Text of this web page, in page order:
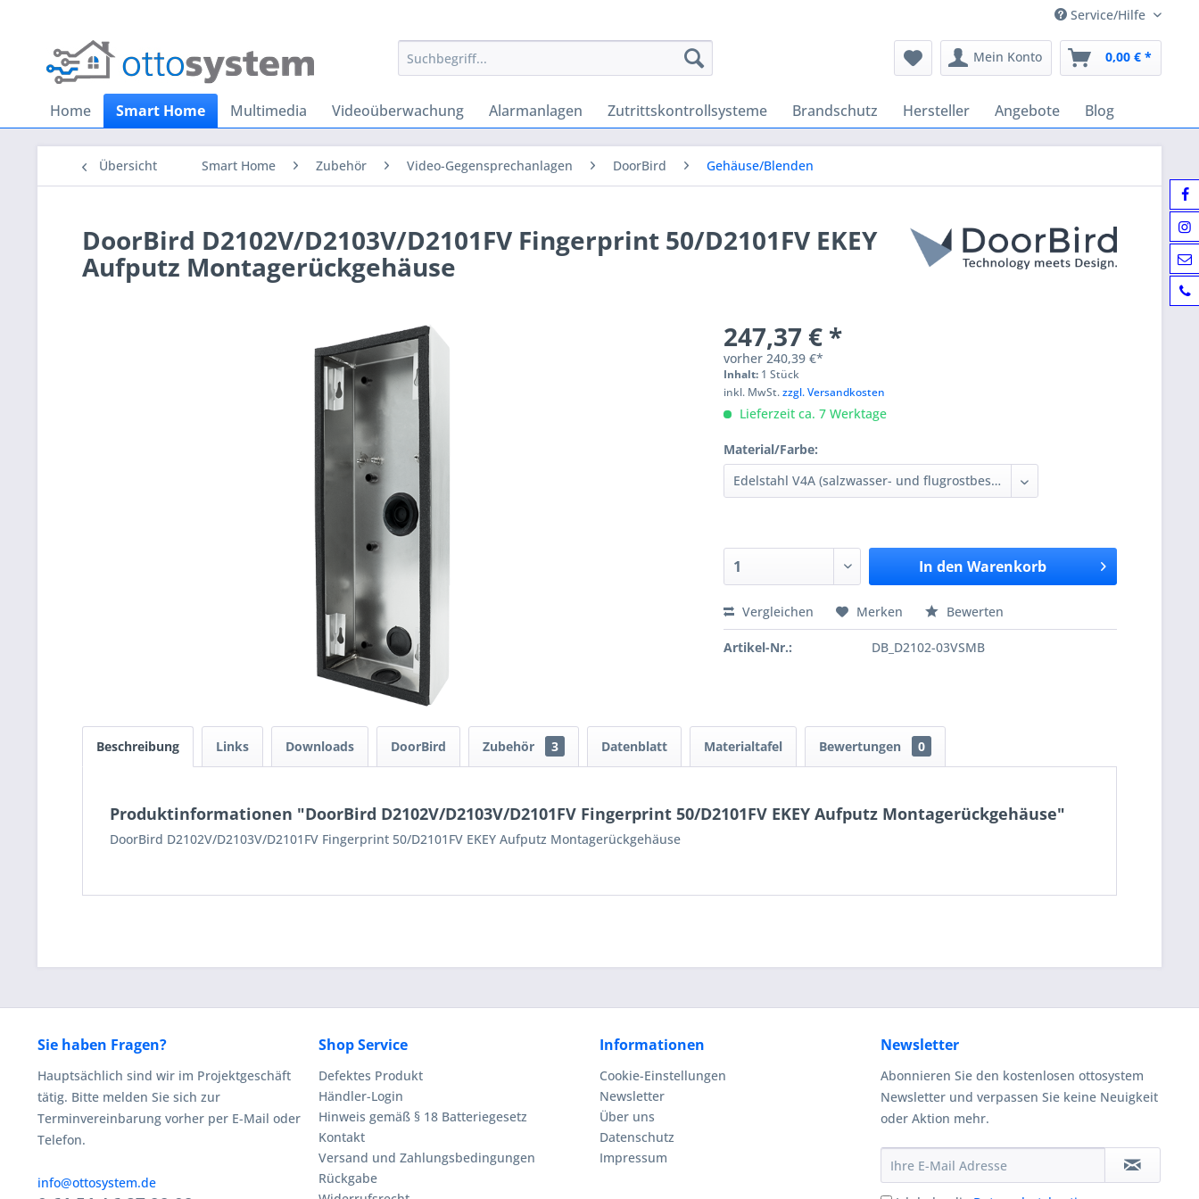
Service/Hilfe
Mein Konto 0,00 € *
Home Smart Home Multimedia Videoüberwachung Alarmanlagen Zutrittskontrollsysteme Brandschutz Hersteller Angebote Blog
Übersicht Smart Home Zubehör Video-Gegensprechanlagen DoorBird Gehäuse/Blenden
DoorBird D2102V/D2103V/D2101FV Fingerprint 50/D2101FV EKEY
Aufputz Montagerückgehäuse
247,37 € *
vorher240,39 €*
Inhalt: 1 Stück
inkl. MwSt.zzgl. Versandkosten
Lieferzeit ca. 7 Werktage
Material/Farbe:
In den Warenkorb
Vergleichen Merken Bewerten
Artikel-Nr.: DB_D2102-03VSMB
Beschreibung Links Downloads DoorBird Zubehör 3 Datenblatt Materialtafel Bewertungen 0
Produktinformationen "DoorBird D2102V/D2103V/D2101FV Fingerprint 50/D2101FV EKEY Aufputz Montagerückgehäuse"
DoorBird D2102V/D2103V/D2101FV Fingerprint 50/D2101FV EKEY Aufputz Montagerückgehäuse
Sie haben Fragen?
Hauptsächlich sind wir im Projektgeschäft
tätig. Bitte melden Sie sich zur
Terminvereinbarung vorher per E-Mail oder
Telefon.
info@ottosystem.de
Shop Service
Defektes Produkt
Händler-Login
Hinweis gemäß § 18 Batteriegesetz
Kontakt
Versand und Zahlungsbedingungen
Rückgabe
Informationen
Cookie-Einstellungen
Newsletter
Über uns
Datenschutz
Impressum
Newsletter
Abonnieren Sie den kostenlosen ottosystem
Newsletter und verpassen Sie keine Neuigkeit
oder Aktion mehr.